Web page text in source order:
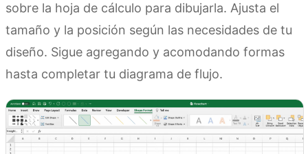
sobre la hoja de cálculo para dibujarla. Ajusta el
tamaño y la posición según las necesidades de tu
diseño. Sigue agregando y acomodando formas
hasta completar tu diagrama de flujo.